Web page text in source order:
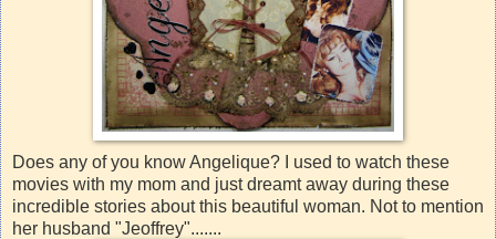
Does any of you know Angelique? I used to watch these
movies with my mom and just dreamt away during these
incredible stories about this beautiful woman. Not to mention
her husband "Jeoffrey".......